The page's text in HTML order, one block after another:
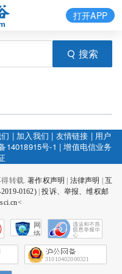
搜索
打开APP
| 加入我们 | 友情链接 | 用户
14018915号-1 |增值电信业务
得转载.著作权声明 法律声明
互
0162)|投诉、举报、维权邮
网
络
会
征
31010402000321